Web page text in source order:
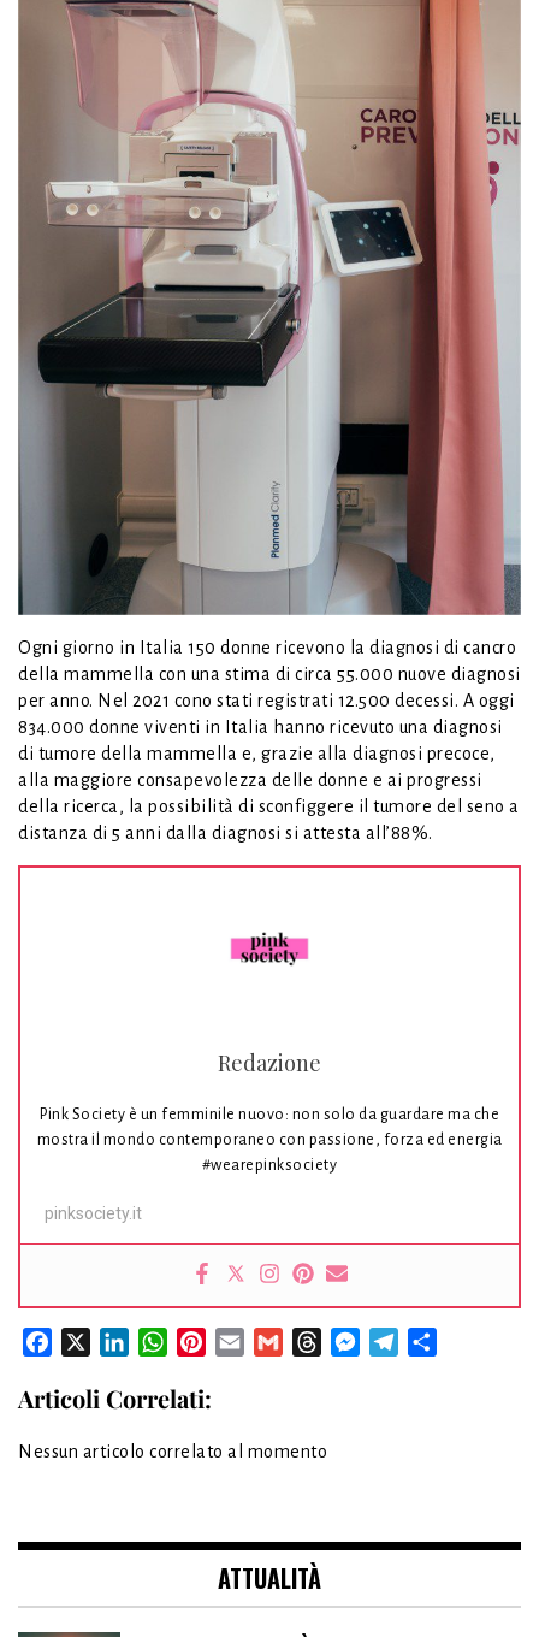
Ogni giorno in Italia 150 donne ricevono la diagnosi di cancro
della mammella con una stima di circa 55.000 nuove diagnosi
per anno. Nel 2021 cono stati registrati 12.500 decessi. A oggi
834.000 donne viventi in Italia hanno ricevuto una diagnosi
di tumore della mammella e, grazie alla diagnosi precoce,
alla maggiore consapevolezza delle donne e ai progressi
della ricerca, la possibilità di sconfiggere il tumore del seno a
distanza di 5 anni dalla diagnosi si attesta all’88%.
Redazione
Pink Society è un femminile nuovo: non solo da guardare ma che
mostra il mondo contemporaneo con passione, forza ed energia
#wearepinksociety
pinksociety.it
Facebook LinkedInWhatsAppPinterest
Email Gmail ThreadsMessenger
Telegram
Articoli Correlati:
Nessun articolo correlato al momento
ATTUALITÀ